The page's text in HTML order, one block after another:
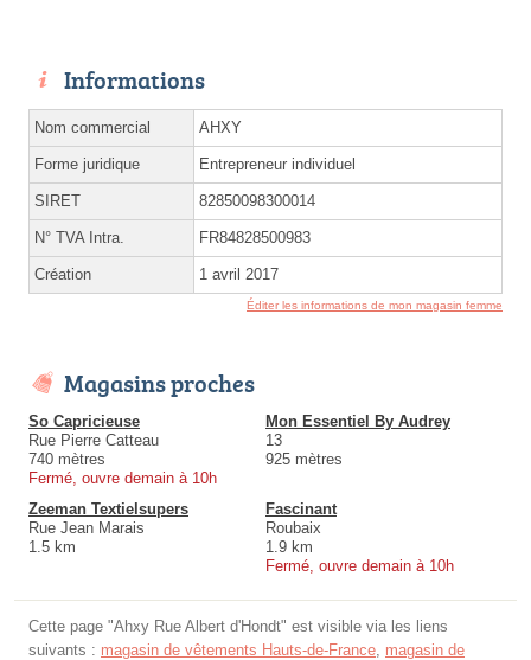
Informations
Nom commercial AHXY
Forme juridique Entrepreneur individuel
SIRET 82850098300014
N° TVA Intra. FR84828500983
Création 1 avril 2017
Éditer les informations de mon magasin femme
Magasins proches
So Capricieuse
Rue Pierre Catteau
740 mètres
Fermé, ouvre demain à 10h
Mon Essentiel By Audrey
13
925 mètres
Zeeman Textielsupers
Rue Jean Marais
1.5 km
Fascinant
Roubaix
1.9 km
Fermé, ouvre demain à 10h
Cette page "Ahxy Rue Albert d'Hondt" est visible via les liens
suivants : magasin de vêtements Hauts-de-France magasin de